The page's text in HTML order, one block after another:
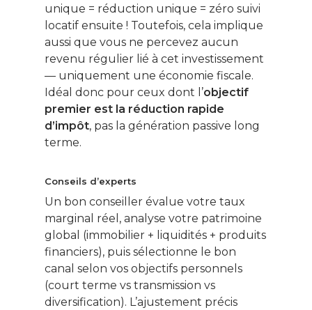
unique = réduction unique = zéro suivi
locatif ensuite ! Toutefois, cela implique
aussi que vous ne percevez aucun
revenu régulier lié à cet investissement
— uniquement une économie fiscale.
Idéal donc pour ceux dont l’objectif
premier est la réduction rapide
d’impôt, pas la génération passive long
terme.
Conseils d’experts
Un bon conseiller évalue votre taux
marginal réel, analyse votre patrimoine
global (immobilier + liquidités + produits
financiers), puis sélectionne le bon
canal selon vos objectifs personnels
(court terme vs transmission vs
diversification). L’ajustement précis